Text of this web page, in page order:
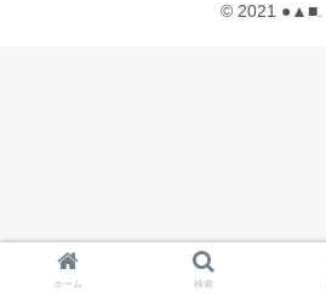
© 2021 ●▲■.
ホーム 検索